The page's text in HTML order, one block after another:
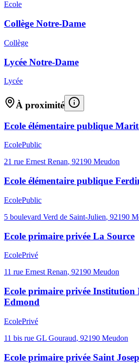
Ecole
Collège Notre-Dame
Collège
Lycée Notre-Dame
Lycée
À proximité
Ecole élémentaire publique
EcolePublic
21 rue Ernest Renan, 92190 Meudon
Ecole élémentaire publique
EcolePublic
5 boulevard Verd de Saint-Julien, 92190
Ecole primaire privée La Source
EcolePrivé
11 rue Ernest Renan, 92190 Meudon
Ecole primaire privée Institution
Edmond
EcolePrivé
11 bis rue GL Gouraud, 92190 Meudon
Ecole primaire privée Saint